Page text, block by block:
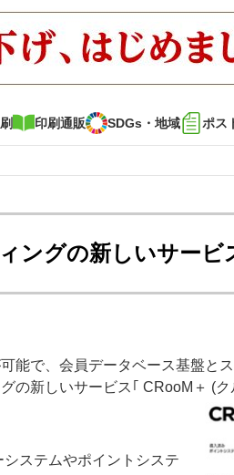
印刷通販 SDGs・地域 ポス
ツ インタビュー コレクシ
印刷通販 SDGs・地域 ポストプレ
ス・多彩な商材～ JAPAN PACK
ングの新しいサービ
能で、会員データベース基盤と
の新しいサービス｢ CRooM＋ (ク
ステムやポイントシステ